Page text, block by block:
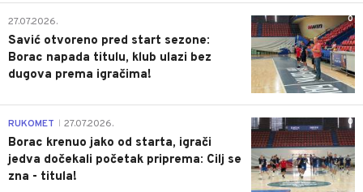
0
27.07.2026.
Savić otvoreno pred start sezone:
Borac napada titulu, klub ulazi bez
dugova prema igračima!
0
RUKOMET 27.07.2026.
Borac krenuo jako od starta, igrači
jedva dočekali početak priprema: Cilj se
zna - titula!